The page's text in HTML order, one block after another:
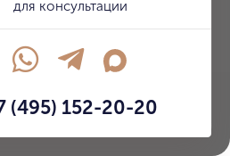
презентацию
| PDF, 13 MB | Обновлён 3 июня 2022
для консультации
(495) 152-20-20